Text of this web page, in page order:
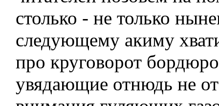
столько - не только
следующему акиму
про круговорот
увядающие отнюдь не